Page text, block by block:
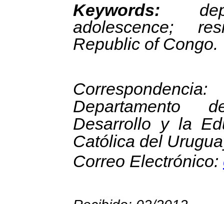
Keywords:
adolescence;
Republic ofCongo.
Departamento
Desarrollo y la
Católica del
Correo Electrónico: